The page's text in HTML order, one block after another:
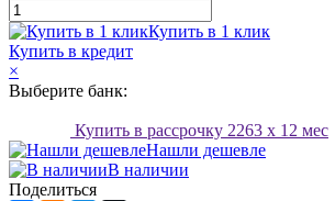
Купить в 1 клик
Купить в кредит
×
Выберите банк:
Купить в рассрочку 2263 x 12 мес
Нашли дешевле
В наличии
Поделиться